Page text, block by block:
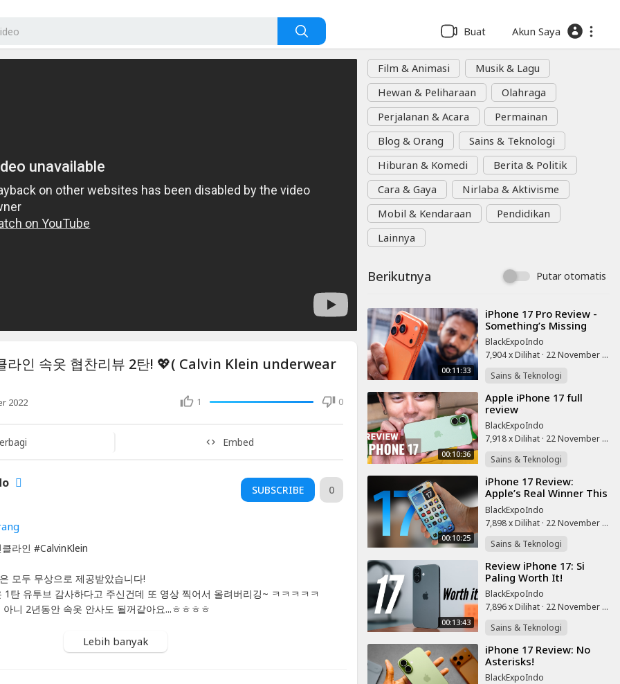
Buat Akun Saya
Film & Animasi
Musik & Lagu
Hewan & Peliharaan
Olahraga
Perjalanan & Acara
Permainan
Blog & Orang
Sains & Teknologi
Hiburan & Komedi
Berita & Politik
Cara & Gaya
Nirlaba & Aktivisme
Mobil & Kendaraan
Pendidikan
Lainnya
Berikutnya Putar otomatis
00:11:33
⁣iPhone 17 Pro Review -
Something’s Missing
BlackExpoIndo
7,904 x Dilihat · 22 November 2025
Sains & Teknologi
00:10:36
⁣Apple iPhone 17 full
review
BlackExpoIndo
7,918 x Dilihat · 22 November 2025
Sains & Teknologi
00:10:25
⁣iPhone 17 Review:
Apple’s Real Winner This
Year!
BlackExpoIndo
7,898 x Dilihat · 22 November 2025
Sains & Teknologi
00:13:43
⁣Review iPhone 17: Si
Paling Worth It!
BlackExpoIndo
7,896 x Dilihat · 22 November 2025
Sains & Teknologi
⁣iPhone 17 Review: No
Asterisks!
BlackExpoIndo
라인 속옷 협찬리뷰 2탄! 💖( Calvin Klein underwear
1 0
2022
Embed
SUBSCRIBE 0
라인 #CalvinKlein
모두 무상으로 제공받았습니다!
1탄 유투브 감사하다고 주신건데 또 영상 찍어서 올려버리깅~ ㅋㅋㅋㅋㅋ
니 2년동안 속옷 안사도 될꺼같아요...ㅎㅎㅎㅎ
Lebih banyak